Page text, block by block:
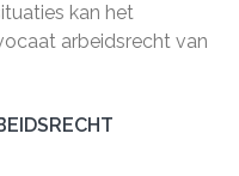
kan het
arbeidsrecht van